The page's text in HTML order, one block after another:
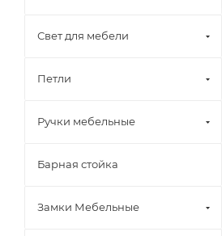
Свет для мебели
Петли
Ручки мебельные
Барная стойка
Замки Мебельные